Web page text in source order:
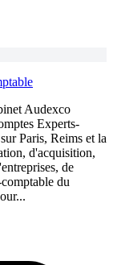
Audexco
Experts-
Paris, Reims et la
d'acquisition,
de
du